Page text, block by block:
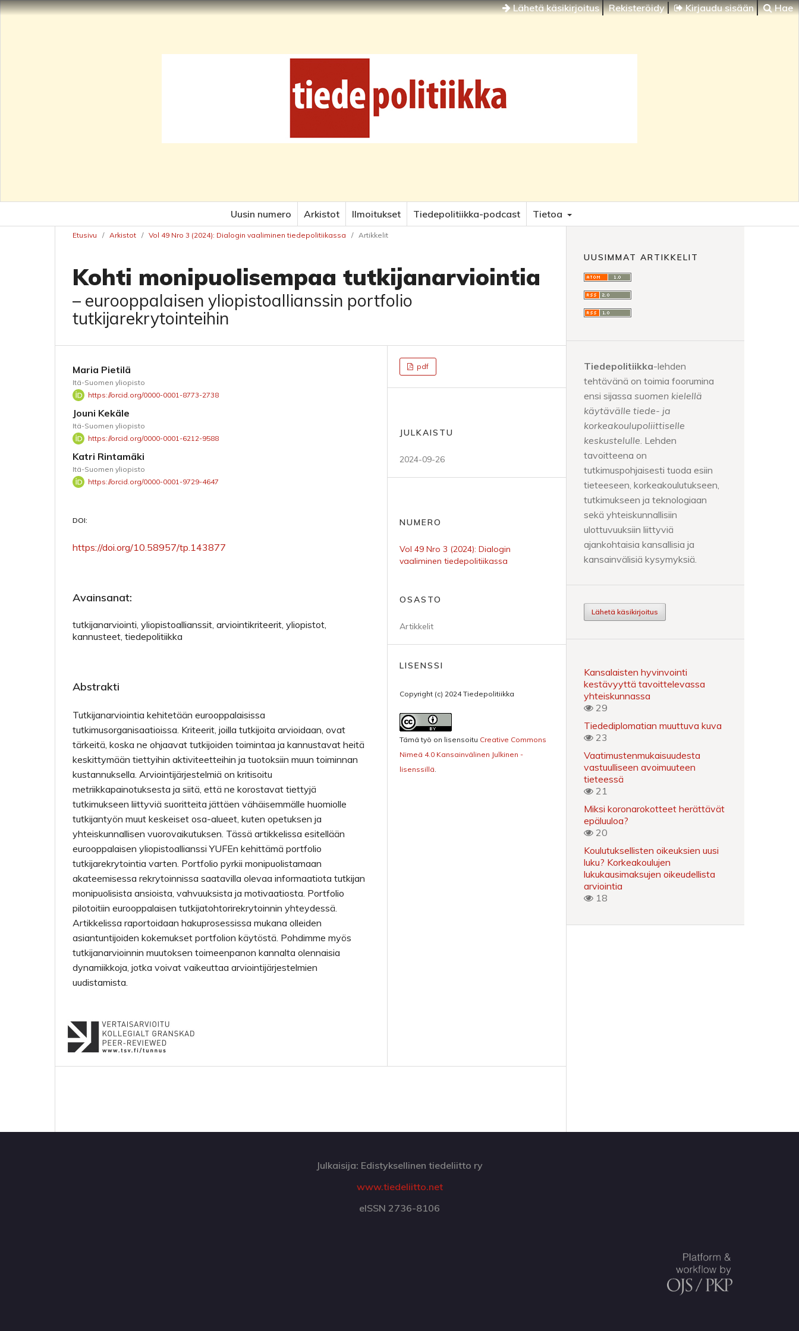
Lähetä käsikirjoitus Rekisteröidy Kirjaudu sisään Hae
Uusin numero Arkistot Ilmoitukset Tiedepolitiikka-podcast Tietoa
Etusivu / Arkistot / Vol 49 Nro 3 (2024): Dialogin vaaliminen tiedepolitiikassa / Artikkelit
Kohti monipuolisempaa tutkijanarviointia
– eurooppalaisen yliopistoallianssin portfolio
tutkijarekrytointeihin
Maria Pietilä
Itä-Suomen yliopisto
https://orcid.org/0000-0001-8773-2738
Jouni Kekäle
Itä-Suomen yliopisto
https://orcid.org/0000-0001-6212-9588
Katri Rintamäki
Itä-Suomen yliopisto
https://orcid.org/0000-0001-9729-4647
DOI:
https://doi.org/10.58957/tp.143877
Avainsanat:
tutkijanarviointi, yliopistoallianssit, arviointikriteerit, yliopistot,
kannusteet, tiedepolitiikka
Abstrakti
Tutkijanarviointia kehitetään eurooppalaisissa
tutkimusorganisaatioissa. Kriteerit, joilla tutkijoita arvioidaan, ovat
tärkeitä, koska ne ohjaavat tutkijoiden toimintaa ja kannustavat heitä
keskittymään tiettyihin aktiviteetteihin ja tuotoksiin muun toiminnan
kustannuksella. Arviointijärjestelmiä on kritisoitu
metriikkapainotuksesta ja siitä, että ne korostavat tiettyjä
tutkimukseen liittyviä suoritteita jättäen vähäisemmälle huomiolle
tutkijantyön muut keskeiset osa-alueet, kuten opetuksen ja
yhteiskunnallisen vuorovaikutuksen. Tässä artikkelissa esitellään
eurooppalaisen yliopistoallianssi YUFEn kehittämä portfolio
tutkijarekrytointia varten. Portfolio pyrkii monipuolistamaan
akateemisessa rekrytoinnissa saatavilla olevaa informaatiota tutkijan
monipuolisista ansioista, vahvuuksista ja motivaatiosta. Portfolio
pilotoitiin eurooppalaisen tutkijatohtorirekrytoinnin yhteydessä.
Artikkelissa raportoidaan hakuprosessissa mukana olleiden
asiantuntijoiden kokemukset portfolion käytöstä. Pohdimme myös
tutkijanarvioinnin muutoksen toimeenpanon kannalta olennaisia
dynamiikkoja, jotka voivat vaikeuttaa arviointijärjestelmien
uudistamista.
pdf
JULKAISTU
2024-09-26
NUMERO
Vol 49 Nro 3 (2024): Dialogin
vaaliminen tiedepolitiikassa
OSASTO
Artikkelit
LISENSSI
Copyright (c) 2024 Tiedepolitiikka
Tämä työ on lisensoitu Creative Commons
Nimeä 4.0 Kansainvälinen Julkinen -
lisenssillä.
UUSIMMAT ARTIKKELIT
Tiedepolitiikka-lehden
tehtävänä on toimia foorumina
ensi sijassa suomen kielellä
käytävälle tiede- ja
korkeakoulupoliittiselle
keskustelulle . Lehden
tavoitteena on
tutkimuspohjaisesti tuoda esiin
tieteeseen, korkeakoulutukseen,
tutkimukseen ja teknologiaan
sekä yhteiskunnallisiin
ulottuvuuksiin liittyviä
ajankohtaisia kansallisia ja
kansainvälisiä kysymyksiä.
Lähetä käsikirjoitus
Kansalaisten hyvinvointi
kestävyyttä tavoittelevassa
yhteiskunnassa
29
Tiedediplomatian muuttuva kuva
23
Vaatimustenmukaisuudesta
vastuulliseen avoimuuteen
tieteessä
21
Miksi koronarokotteet herättävät
epäluuloa?
20
Koulutuksellisten oikeuksien uusi
luku? Korkeakoulujen
lukukausimaksujen oikeudellista
arviointia
18
Julkaisija: Edistyksellinen tiedeliitto ry
www.tiedeliitto.net
eISSN 2736-8106